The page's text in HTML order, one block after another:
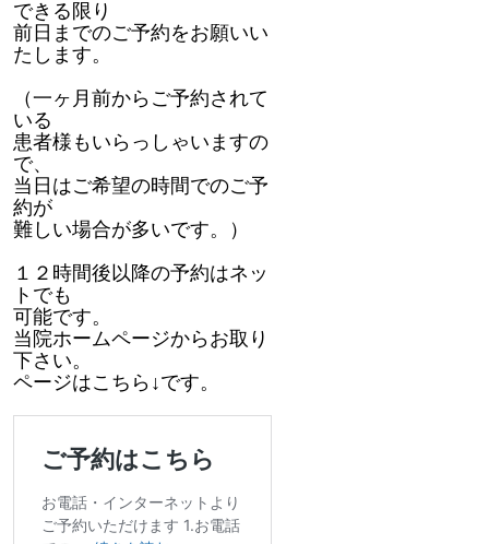
できる限り
前日までのご予約をお願いい
たします。
（一ヶ月前からご予約されて
いる
患者様もいらっしゃいますの
で、
当日はご希望の時間でのご予
約が
難しい場合が多いです。）
１２時間後以降の予約はネッ
トでも
可能です。
当院ホームページからお取り
下さい。
ページはこちら↓です。